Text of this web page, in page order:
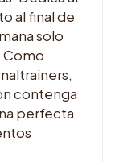
al final de
solo
Como
contenga
perfecta